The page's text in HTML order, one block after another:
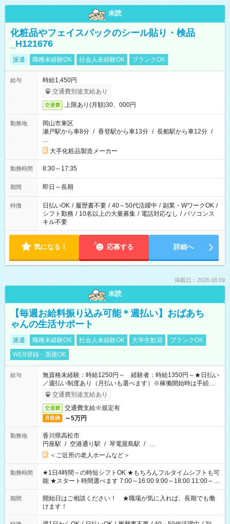
未読
化粧品やフェイスパックのシール貼り・検品
_H121676
派遣 職種未経験OK 社会人未経験OK ブランクOK
給与
時給1,450円
交通費別途支給あり
交通費 上限あり(月額)30、000円
勤務地
岡山市東区
瀬戸駅から車8分 / 香登駅から車13分 / 長船駅から車12分 /
…
大手化粧品製造メーカー
勤務時間 8:30～17:35
期間 即日～長期
特徴 日払いOK / 履歴書不要 / 40～50代活躍中 / 副業・WワークOK /
シフト勤務 / 10名以上の大量募集 / 電話対応なし / パソコンス
キル不要
気になる！ 応募する 詳細へ
掲載日：2026.08.09
未読
【毎週お給料振り込み可能＊週払い】おばあち
ゃんの生活サポート
派遣 職種未経験OK 社会人未経験OK 大学生歓迎
ブランクOK
WEB登録・面接OK
給与
無資格未経験：時給1250円～ 経験者：時給1350円～★日払い
／週払い制度あり（月払いも選べます）※稼働開始時は手続き完
了次第のお支払いとなります。
交通費別途支給あり
交通費 交通費支給※規定有
月収例 ～5万円
勤務地
香川県高松市
円座駅 / 空港通り駅 / 琴電屋島駅 / …
＜ご近所の老人ホームなど＞
勤務時間
★1日4時間～の時短シフトOK ★もちろんフルタイムシフトも可
能 ★スタート時間選べます 7:00～16:00 9:00～18:00 11:00～
20:00 など 残業なし！ ※Wワークの場合、他のお仕事と合わせ
週40時間超の就業はご案内できません ※法令に基づき、週20時
間以上勤務は社会保険への加入対象となります ※労働者派遣法
（日雇い派遣の原則禁止）により、短時間・短期間の就業はご
案内が難しい場合があります
期間
開始日はご相談ください！ ★職場が気に入れば、長期でも働
けます！